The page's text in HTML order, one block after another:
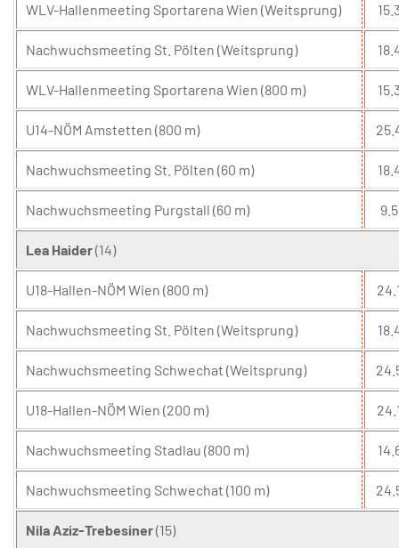
WLV-Hallenmeeting Sportarena Wien (Weitsprung)
Nachwuchsmeeting St. Pölten (Weitsprung)
WLV-Hallenmeeting Sportarena Wien (800 m)
U14-NÖM Amstetten (800 m)
Nachwuchsmeeting St. Pölten (60 m)
Nachwuchsmeeting Purgstall (60 m)
Lea Haider(14)
U18-Hallen-NÖM Wien (800 m)
Nachwuchsmeeting St. Pölten (Weitsprung)
Nachwuchsmeeting Schwechat (Weitsprung)
U18-Hallen-NÖM Wien (200 m)
Nachwuchsmeeting Stadlau (800 m)
Nachwuchsmeeting Schwechat (100 m)
Nila Aziz-Trebesiner(15)